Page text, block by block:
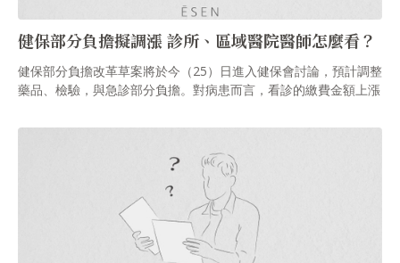
健保部分負擔擬調漲 診所、區域醫院醫師怎麼看？
健保部分負擔改革草案將於今（25）日進入健保會討論，預計調整
藥品、檢驗，與急診部分負擔。對病患而言，看診的繳費金額上漲
知名家醫科林青穀醫師，與心臟科吳欣岱醫師，分別從基層院所醫